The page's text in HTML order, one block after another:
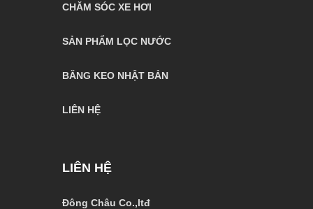
CHĂM SÓC XE HƠI
SẢN PHẨM LỌC NƯỚC
BĂNG KEO NHẬT BẢN
LIÊN HỆ
LIÊN HỆ
Đông Châu Co.,ltđ